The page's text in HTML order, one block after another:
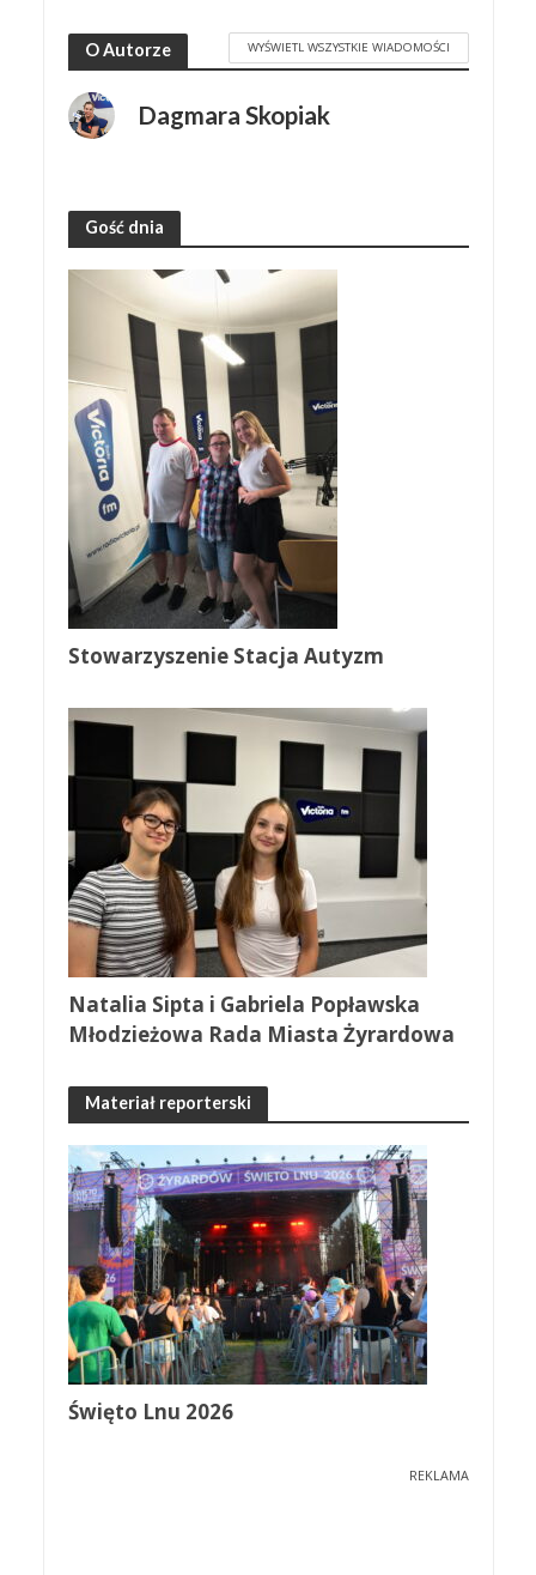
O Autorze WYŚWIETL WSZYSTKIE WIADOMOŚCI
Dagmara Skopiak
Gość dnia
Stowarzyszenie Stacja Autyzm
Natalia Sipta i Gabriela Popławska
Młodzieżowa Rada Miasta Żyrardowa
Materiał reporterski
Święto Lnu 2026
REKLAMA